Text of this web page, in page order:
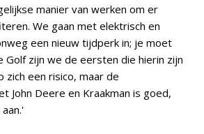
manier van werken om er
We gaan met elektrisch en
een nieuw tijdperk in; je moet
Golf zijn we de eersten die hierin zijn
zich een risico, maar de
John Deere en Kraakman is goed,